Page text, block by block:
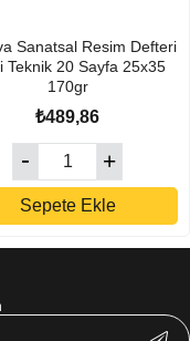
Sanatsal Resim Defteri
Teknik 20 Sayfa 25x35
170gr
₺489,86
Sepete Ekle